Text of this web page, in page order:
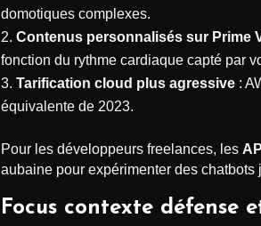
domotiques complexes.
Contenus personnalisés sur Prime
fonction du rythme cardiaque capté par
Tarification cloud plus agressive :
équivalente de 2023.
Pour les développeurs freelances, les
aubaine pour expérimenter des
Focus contexte défense